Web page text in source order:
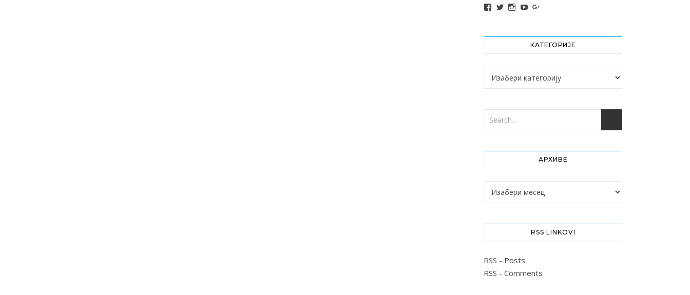
View altochef’s profile on Facebook
View jovancica73’s profile on Twitter
View jovancica73’s profile on Instagram
View jovancica73’s profile on YouTube
КАТЕГОРИЈЕ
Категорије
АРХИВЕ
Архиве
RSS LINKOVI
RSS - Posts
RSS - Comments